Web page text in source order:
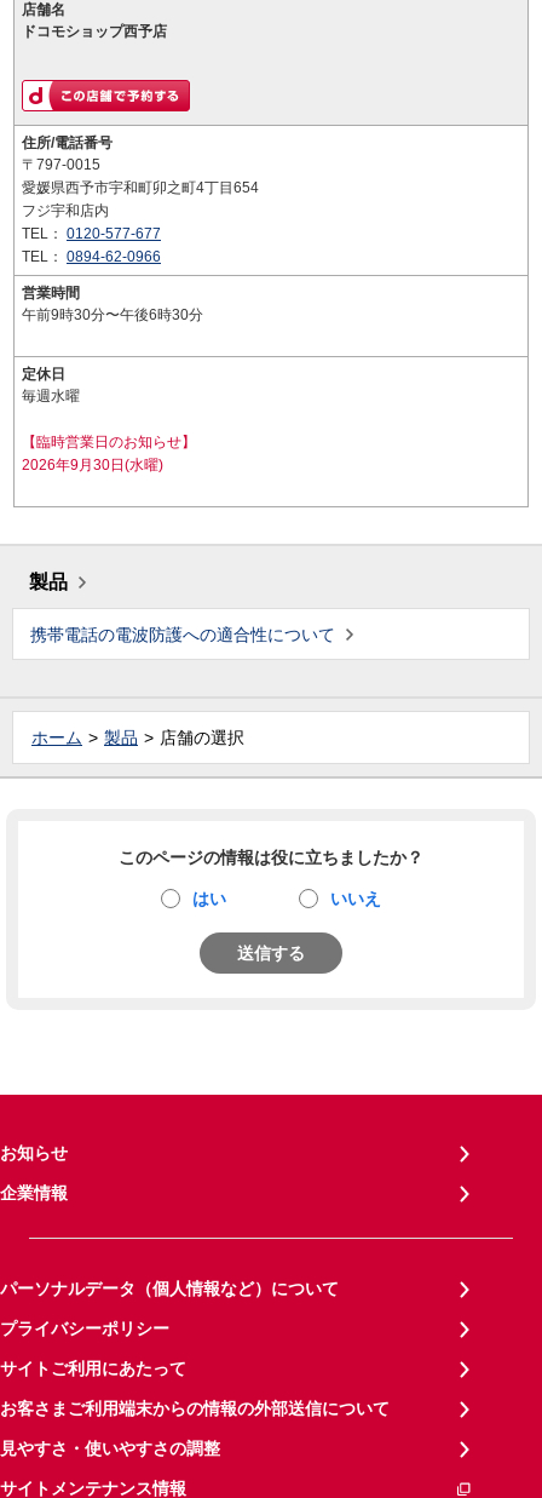
店舗名
ドコモショップ西予店
住所/電話番号
〒797-0015
愛媛県西予市宇和町卯之町4丁目654
フジ宇和店内
TEL： 0120-577-677
TEL： 0894-62-0966
営業時間
午前9時30分〜午後6時30分
定休日
毎週水曜
【臨時営業日のお知らせ】
2026年9月30日(水曜)
製品
携帯電話の電波防護への適合性について
ホーム 製品 店舗の選択
このページの情報は役に立ちましたか？
はい いいえ
送信する
お知らせ
企業情報
パーソナルデータ（個人情報など）について
プライバシーポリシー
サイトご利用にあたって
お客さまご利用端末からの情報の外部送信について
見やすさ・使いやすさの調整
サイトメンテナンス情報